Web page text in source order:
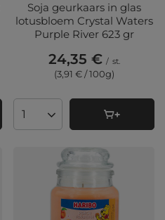
Soja geurkaars in glas
lotusbloem Crystal Waters
Purple River 623 gr
24,35 € / st.
(3,91 € / 100g)
Aantal producten